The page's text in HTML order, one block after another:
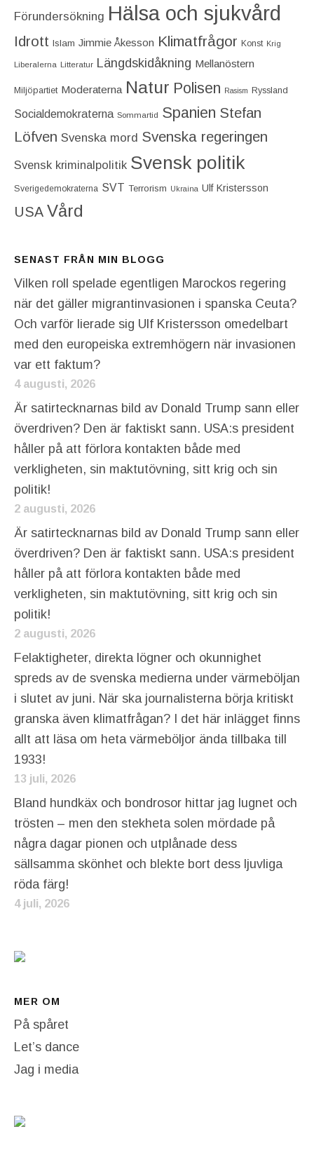
Förundersökning Hälsa och sjukvård
Idrott Islam Jimmie Åkesson Klimatfrågor Konst Krig
Liberalerna Litteratur Längdskidåkning Mellanöstern
Miljöpartiet Moderaterna Natur Polisen Rasism Ryssland
Socialdemokraterna Sommartid Spanien Stefan
Löfven Svenska mord Svenska regeringen
Svensk kriminalpolitik Svensk politik
Sverigedemokraterna SVT Terrorism Ukraina Ulf Kristersson
USA Vård
SENAST FRÅN MIN BLOGG
Vilken roll spelade egentligen Marockos regering
när det gäller migrantinvasionen i spanska Ceuta?
Och varför lierade sig Ulf Kristersson omedelbart
med den europeiska extremhögern när invasionen
var ett faktum?
4 augusti, 2026
Är satirtecknarnas bild av Donald Trump sann eller
överdriven? Den är faktiskt sann. USA:s president
håller på att förlora kontakten både med
verkligheten, sin maktutövning, sitt krig och sin
politik!
2 augusti, 2026
Är satirtecknarnas bild av Donald Trump sann eller
överdriven? Den är faktiskt sann. USA:s president
håller på att förlora kontakten både med
verkligheten, sin maktutövning, sitt krig och sin
politik!
2 augusti, 2026
Felaktigheter, direkta lögner och okunnighet
spreds av de svenska medierna under värmeböljan
i slutet av juni. När ska journalisterna börja kritiskt
granska även klimatfrågan? I det här inlägget finns
allt att läsa om heta värmeböljor ända tillbaka till
1933!
13 juli, 2026
Bland hundkäx och bondrosor hittar jag lugnet och
trösten – men den stekheta solen mördade på
några dagar pionen och utplånade dess
sällsamma skönhet och blekte bort dess ljuvliga
röda färg!
4 juli, 2026
MER OM
På spåret
Let’s dance
Jag i media